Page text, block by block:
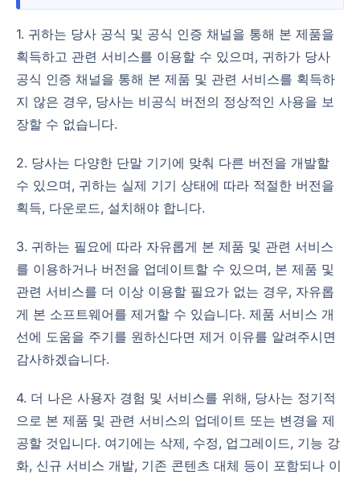
1. 귀하는 당사 공식 및 공식 인증 채널을 통해 본 제품을
획득하고 관련 서비스를 이용할 수 있으며, 귀하가 당사
공식 인증 채널을 통해 본 제품 및 관련 서비스를 획득하
지 않은 경우, 당사는 비공식 버전의 정상적인 사용을 보
장할 수 없습니다.
2. 당사는 다양한 단말 기기에 맞춰 다른 버전을 개발할
수 있으며, 귀하는 실제 기기 상태에 따라 적절한 버전을
획득, 다운로드, 설치해야 합니다.
3. 귀하는 필요에 따라 자유롭게 본 제품 및 관련 서비스
를 이용하거나 버전을 업데이트할 수 있으며, 본 제품 및
관련 서비스를 더 이상 이용할 필요가 없는 경우, 자유롭
게 본 소프트웨어를 제거할 수 있습니다. 제품 서비스 개
선에 도움을 주기를 원하신다면 제거 이유를 알려주시면
감사하겠습니다.
4. 더 나은 사용자 경험 및 서비스를 위해, 당사는 정기적
으로 본 제품 및 관련 서비스의 업데이트 또는 변경을 제
공할 것입니다. 여기에는 삭제, 수정, 업그레이드, 기능 강
화, 신규 서비스 개발, 기존 콘텐츠 대체 등이 포함되나 이